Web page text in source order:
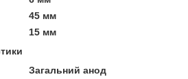
45 мм
15 мм
Загальний анод